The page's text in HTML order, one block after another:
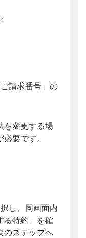
請求番号」の
を変更する場
要です。
し、同画面内
る特約」を確
のステップへ